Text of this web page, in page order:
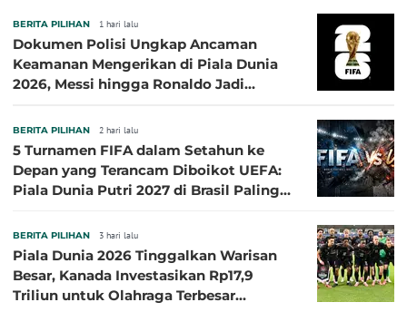
BERITA PILIHAN 1 hari lalu
Dokumen Polisi Ungkap Ancaman
Keamanan Mengerikan di Piala Dunia
2026, Messi hingga Ronaldo Jadi
BERITA PILIHAN 2 hari lalu
5 Turnamen FIFA dalam Setahun ke
Depan yang Terancam Diboikot UEFA:
Piala Dunia Putri 2027 di Brasil Paling
BERITA PILIHAN 3 hari lalu
Piala Dunia 2026 Tinggalkan Warisan
Besar, Kanada Investasikan Rp17,9
Triliun untuk Olahraga Terbesar